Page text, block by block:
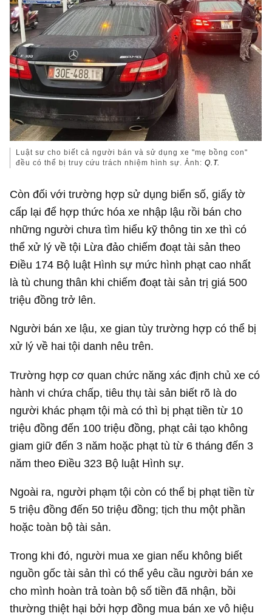
Luật sư cho biết cả người bán và sử dụng xe "mẹ bồng con"
đều có thể bị truy cứu trách nhiệm hình sự. Ảnh:Q.T.
Còn đối với trường hợp sử dụng biển số, giấy tờ
cấp lại để hợp thức hóa xe nhập lậu rồi bán cho
những người chưa tìm hiểu kỹ thông tin xe thì có
thể xử lý về tội Lừa đảo chiếm đoạt tài sản theo
Điều 174 Bộ luật Hình sự mức hình phạt cao nhất
là tù chung thân khi chiếm đoạt tài sản trị giá 500
triệu đồng trở lên.
Người bán xe lậu, xe gian tùy trường hợp có thể bị
xử lý về hai tội danh nêu trên.
Trường hợp cơ quan chức năng xác định chủ xe có
hành vi chứa chấp, tiêu thụ tài sản biết rõ là do
người khác phạm tội mà có thì bị phạt tiền từ 10
triệu đồng đến 100 triệu đồng, phạt cải tạo không
giam giữ đến 3 năm hoặc phạt tù từ 6 tháng đến 3
năm theo Điều 323 Bộ luật Hình sự.
Ngoài ra, người phạm tội còn có thể bị phạt tiền từ
5 triệu đồng đến 50 triệu đồng; tịch thu một phần
hoặc toàn bộ tài sản.
Trong khi đó, người mua xe gian nếu không biết
nguồn gốc tài sản thì có thể yêu cầu người bán xe
cho mình hoàn trả toàn bộ số tiền đã nhận, bồi
thường thiệt hại bởi hợp đồng mua bán xe vô hiệu